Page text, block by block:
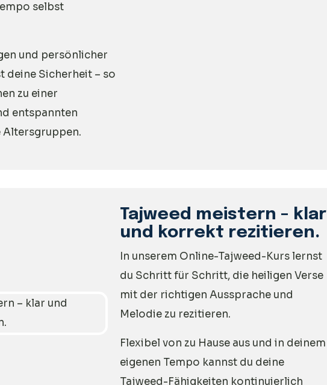
selbst
und persönlicher
deine Sicherheit – so
zu einer
entspannten
Altersgruppen.
Tajweed meistern – klar
und korrekt rezitieren.
In unserem Online-Tajweed-Kurs lernst
du Schritt für Schritt, die heiligen Verse
mit der richtigen Aussprache und
Melodie zu rezitieren.
Flexibel von zu Hause aus und in deinem
eigenen Tempo kannst du deine
Tajweed-Fähigkeiten kontinuierlich